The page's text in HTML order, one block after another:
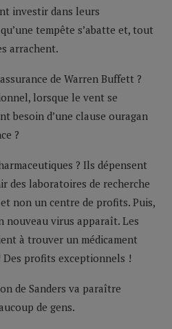
investir dans leurs
tempête s’abatte et, tout
arrachent.
de Warren Buffett ?
lorsque le vent se
besoin d’une clause ouragan
?
? Ils dépensent
des laboratoires de recherche
non un centre de profits. Puis,
nouveau virus apparaît. Les
à trouver un médicament
profits exceptionnels !
de Sanders va paraître
de gens.